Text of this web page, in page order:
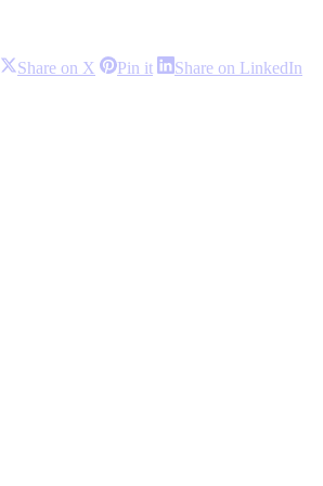
ShareShare on X SharePin itShareShare on LinkedIn